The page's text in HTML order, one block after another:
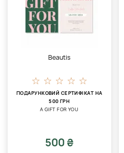
Beautis
ПОДАРУНКОВИЙ СЕРТИФІКАТ НА
500 ГРН
A GIFT FOR YOU
500 ₴